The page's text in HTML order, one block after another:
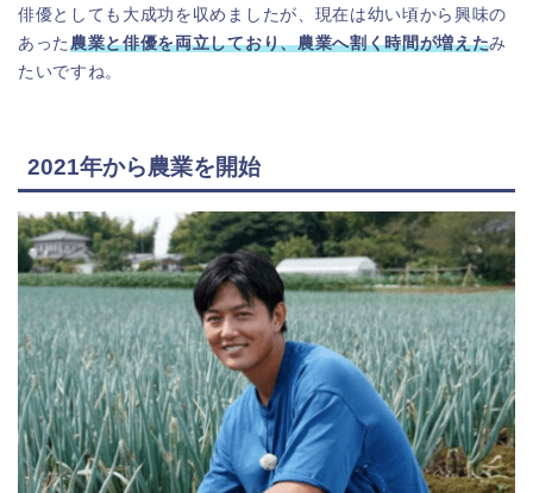
俳優としても大成功を収めましたが、現在は幼い頃から興味の
あった農業と俳優を両立しており、農業へ割く時間が増えたみ
たいですね。
2021年から農業を開始